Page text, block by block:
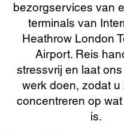
bezorgservices van
terminals van
Heathrow London
Airport. Reis
stressvrij en laat
werk doen, zodat u
concentreren op
is.